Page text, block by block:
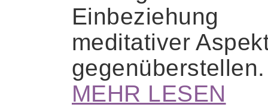
Einbeziehung
meditativer
MEHR LESEN